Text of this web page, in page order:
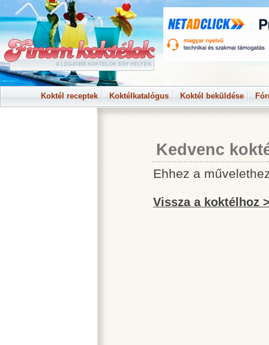
Koktél receptek Koktélkatalógus Koktél beküldése
Kedvenc
Ehhez a
Vissza a koktélhoz